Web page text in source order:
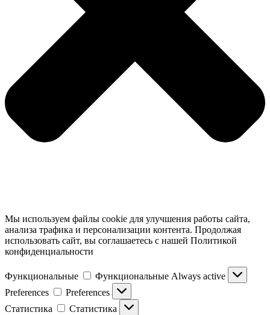
Мы используем файлы cookie для улучшения работы сайта,
анализа трафика и персонализации контента. Продолжая
использовать сайт, вы соглашаетесь с нашей Политикой
конфиденциальности
Функциональные Функциональные Always active
Preferences
Preferences
Статистика
Статистика